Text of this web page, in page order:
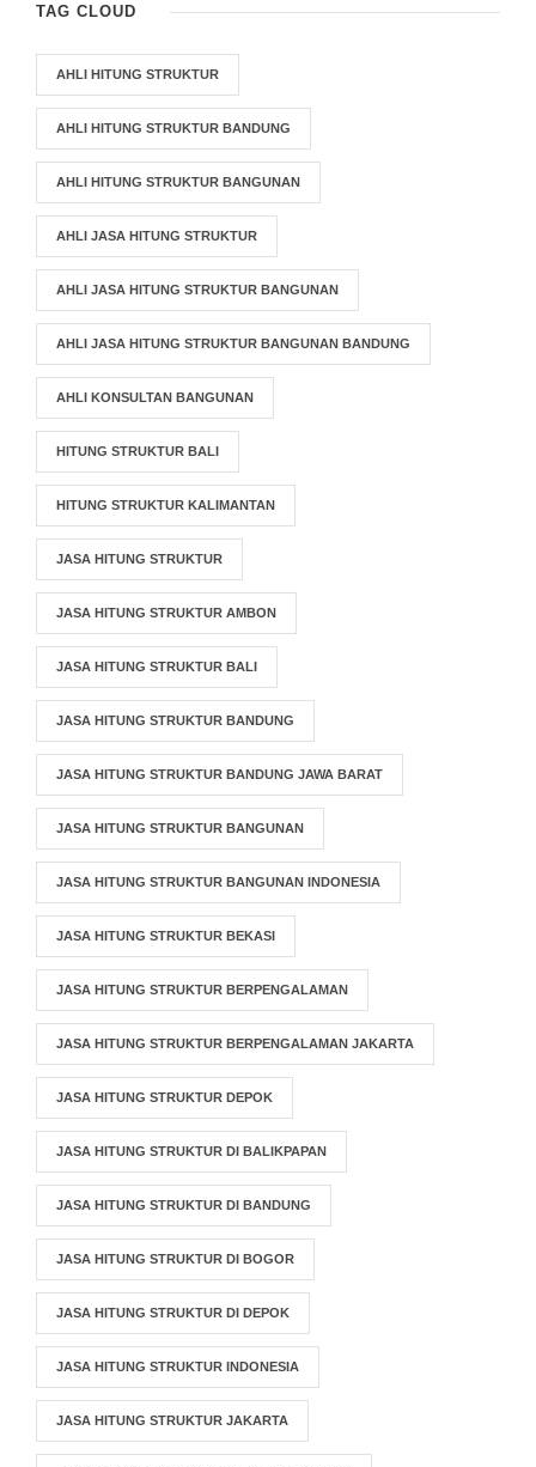
TAG CLOUD
AHLI HITUNG STRUKTUR
AHLI HITUNG STRUKTUR BANDUNG
AHLI HITUNG STRUKTUR BANGUNAN
AHLI JASA HITUNG STRUKTUR
AHLI JASA HITUNG STRUKTUR BANGUNAN
AHLI JASA HITUNG STRUKTUR BANGUNAN BANDUNG
AHLI KONSULTAN BANGUNAN
HITUNG STRUKTUR BALI
HITUNG STRUKTUR KALIMANTAN
JASA HITUNG STRUKTUR
JASA HITUNG STRUKTUR AMBON
JASA HITUNG STRUKTUR BALI
JASA HITUNG STRUKTUR BANDUNG
JASA HITUNG STRUKTUR BANDUNG JAWA BARAT
JASA HITUNG STRUKTUR BANGUNAN
JASA HITUNG STRUKTUR BANGUNAN INDONESIA
JASA HITUNG STRUKTUR BEKASI
JASA HITUNG STRUKTUR BERPENGALAMAN
JASA HITUNG STRUKTUR BERPENGALAMAN JAKARTA
JASA HITUNG STRUKTUR DEPOK
JASA HITUNG STRUKTUR DI BALIKPAPAN
JASA HITUNG STRUKTUR DI BANDUNG
JASA HITUNG STRUKTUR DI BOGOR
JASA HITUNG STRUKTUR DI DEPOK
JASA HITUNG STRUKTUR INDONESIA
JASA HITUNG STRUKTUR JAKARTA